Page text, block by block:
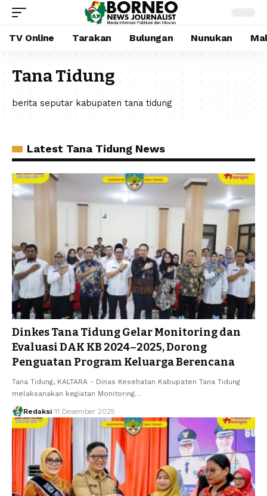
TV Online Tarakan Bulungan Nunukan
Tana Tidung
berita seputar kabupaten tana tidung
Latest Tana Tidung News
Dinkes Tana Tidung Gelar Monitoring dan
Evaluasi DAK KB 2024–2025, Dorong
Penguatan Program Keluarga Berencana
Tana Tidung, KALTARA - Dinas Kesehatan Kabupaten Tana Tidung
melaksanakan kegiatan Monitoring…
Redaksi 11 Desember 2025